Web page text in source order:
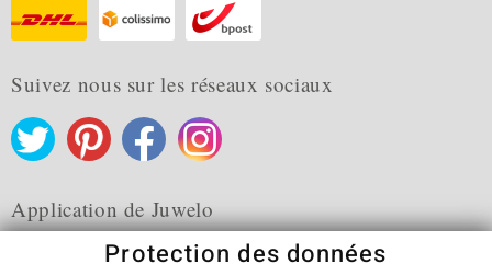
Suivez nous sur les réseaux sociaux
Application de Juwelo
Protection des données